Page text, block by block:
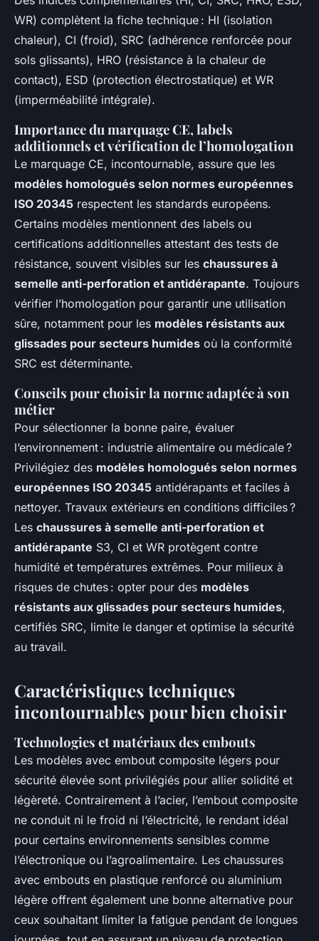
WR) complètent la fiche technique : HI (isolation
chaleur), CI (froid), SRC (adhérence renforcée pour
sols glissants), HRO (résistance à la chaleur de
contact), ESD (protection électrostatique) et WR
(imperméabilité intégrale).
Importance du marquage CE, labels
additionnels et vérification de l’homologation
Le marquage CE, incontournable, assure que les
modèles homologués selon normes européennes
ISO 20345 respectent les standards européens.
Certains modèles mentionnent des labels ou
certifications additionnelles attestant des tests de
résistance, souvent visibles sur les chaussures à
semelle anti-perforation et antidérapante. Toujours
vérifier l’homologation pour garantir une utilisation
sûre, notamment pour les modèles résistants aux
glissades pour secteurs humides où la conformité
SRC est déterminante.
Conseils pour choisir la norme adaptée à son
métier
Pour sélectionner la bonne paire, évaluer
l’environnement : industrie alimentaire ou médicale ?
Privilégiez des modèles homologués selon normes
européennes ISO 20345 antidérapants et faciles à
nettoyer. Travaux extérieurs en conditions difficiles ?
Les chaussures à semelle anti-perforation et
antidérapante S3, CI et WR protègent contre
humidité et températures extrêmes. Pour milieux à
risques de chutes : opter pour des modèles
résistants aux glissades pour secteurs humides,
certifiés SRC, limite le danger et optimise la sécurité
au travail.
Caractéristiques techniques
incontournables pour bien choisir
Technologies et matériaux des embouts
Les modèles avec embout composite légers pour
sécurité élevée sont privilégiés pour allier solidité et
légèreté. Contrairement à l’acier, l’embout composite
ne conduit ni le froid ni l’électricité, le rendant idéal
pour certains environnements sensibles comme
l’électronique ou l’agroalimentaire. Les chaussures
avec embouts en plastique renforcé ou aluminium
légère offrent également une bonne alternative pour
ceux souhaitant limiter la fatigue pendant de longues